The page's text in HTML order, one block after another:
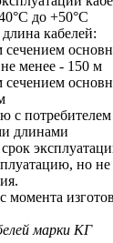
до +50°С
кабелей:
менее - 150 м
сечением
с потребителем
длинами
но
марки КГ